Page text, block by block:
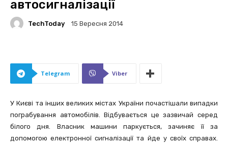
автосигналізації
TechToday 15 Вересня 2014
Telegram Viber
У Києві та інших великих містах України почастішали випадки
пограбування автомобілів. Відбувається це зазвичай серед
білого дня. Власник машини паркується, зачиняє її за
допомогою електронної сигналізації та йде у своїх справах.